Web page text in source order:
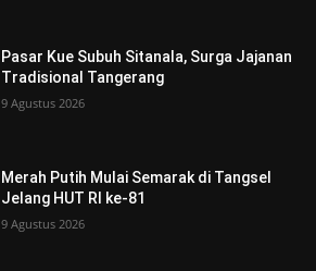
Pasar Kue Subuh Sitanala, Surga Jajanan
Tradisional Tangerang
9 Agustus 2026
Merah Putih Mulai Semarak di Tangsel
Jelang HUT RI ke-81
9 Agustus 2026